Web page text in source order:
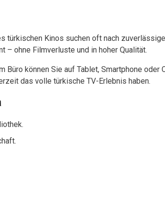
türkischen Kinos suchen oft nach
ohne Filmverluste und in hoher Qualität.
können Sie auf Tablet, Smartphone oder
das volle türkische TV-Erlebnis haben.